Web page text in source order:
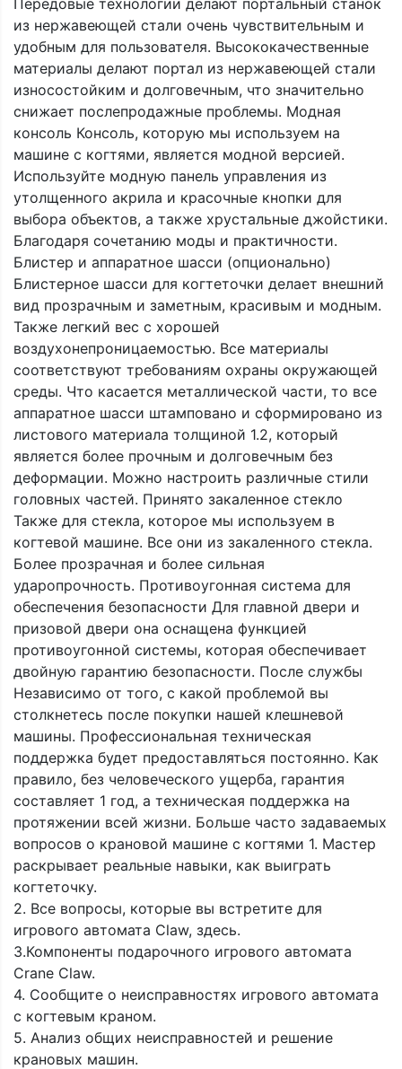
Передовые технологии делают портальный станок
из нержавеющей стали очень чувствительным и
удобным для пользователя. Высококачественные
материалы делают портал из нержавеющей стали
износостойким и долговечным, что значительно
снижает послепродажные проблемы. Модная
консоль Консоль, которую мы используем на
машине с когтями, является модной версией.
Используйте модную панель управления из
утолщенного акрила и красочные кнопки для
выбора объектов, а также хрустальные джойстики.
Благодаря сочетанию моды и практичности.
Блистер и аппаратное шасси (опционально)
Блистерное шасси для когтеточки делает внешний
вид прозрачным и заметным, красивым и модным.
Также легкий вес с хорошей
воздухонепроницаемостью. Все материалы
соответствуют требованиям охраны окружающей
среды. Что касается металлической части, то все
аппаратное шасси штамповано и сформировано из
листового материала толщиной 1.2, который
является более прочным и долговечным без
деформации. Можно настроить различные стили
головных частей. Принято закаленное стекло
Также для стекла, которое мы используем в
когтевой машине. Все они из закаленного стекла.
Более прозрачная и более сильная
ударопрочность. Противоугонная система для
обеспечения безопасности Для главной двери и
призовой двери она оснащена функцией
противоугонной системы, которая обеспечивает
двойную гарантию безопасности. После службы
Независимо от того, с какой проблемой вы
столкнетесь после покупки нашей клешневой
машины. Профессиональная техническая
поддержка будет предоставляться постоянно. Как
правило, без человеческого ущерба, гарантия
составляет 1 год, а техническая поддержка на
протяжении всей жизни. Больше часто задаваемых
вопросов о крановой машине с когтями 1. Мастер
раскрывает реальные навыки, как выиграть
когтеточку.
2. Все вопросы, которые вы встретите для
игрового автомата Claw, здесь.
3.Компоненты подарочного игрового автомата
Crane Claw.
4. Сообщите о неисправностях игрового автомата
с когтевым краном.
5. Анализ общих неисправностей и решение
крановых машин.